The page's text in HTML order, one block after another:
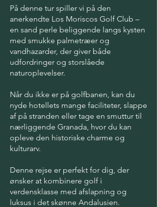
På denne tur spiller vi på den
anerkendte Los Moriscos Golf Club –
en sand perle beliggende langs kysten
med smukke palmetræer og
vandhazarder, der giver både
udfordringer og storslåede
naturoplevelser.
Når du ikke er på golfbanen, kan du
nyde hotellets mange faciliteter, slappe
af på stranden eller tage en smuttur til
nærliggende Granada, hvor du kan
opleve den historiske charme og
kulturarv.
Denne rejse er perfekt for dig, der
ønsker at kombinere golf i
verdensklasse med afslapning og
luksus i det skønne Andalusien.